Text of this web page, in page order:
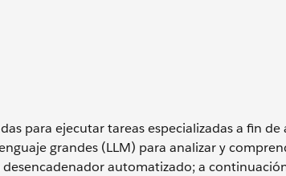
para ejecutar tareas especializadas a fin de
grandes (LLM) para analizar y
automatizado; a